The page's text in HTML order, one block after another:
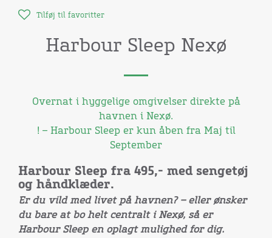
Tilføj til favoritter
Harbour Sleep Nexø
Overnat i hyggelige omgivelser direkte på
havnen i Nexø.
! – Harbour Sleep er kun åben fra Maj til
September
Harbour Sleep fra 495,- med sengetøj
og håndklæder.
Er du vild med livet på havnen? – eller ønsker
du bare at bo helt centralt i Nexø, så er
Harbour Sleep en oplagt mulighed for dig.